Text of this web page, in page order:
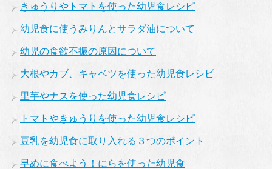
きゅうりやトマトを使った幼児食レシピ
幼児食に使うみりんとサラダ油について
幼児の食欲不振の原因について
大根やカブ、キャベツを使った幼児食レシピ
里芋やナスを使った幼児食レシピ
トマトやきゅうりを使った幼児食レシピ
豆乳を幼児食に取り入れる３つのポイント
早めに食べよう！にらを使った幼児食